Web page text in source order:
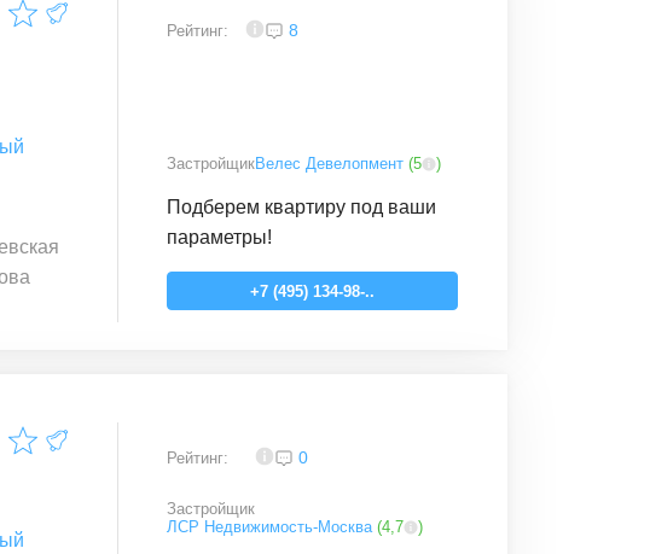
Рейтинг: 8
ЗастройщикВелес Девелопмент (5 )
Подберем квартиру под ваши
параметры!
+7 (495) 134-98-..
Рейтинг: 0
Застройщик
ЛСР Недвижимость-Москва (4,7 )